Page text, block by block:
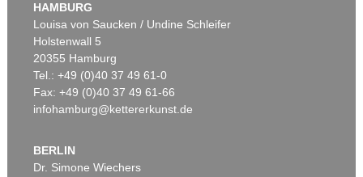
Ergebnis:€ 825.500
HAMBURG
Louisa von Saucken / Undine Schleifer
Holstenwall 5
20355 Hamburg
Tel.: +49 (0)40 37 49 61-0
Fax: +49 (0)40 37 49 61-66
infohamburg@kettererkunst.de
BERLIN
Dr. Simone Wiechers